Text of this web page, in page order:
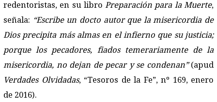
redentoristas, en su libroPreparación para la Muerte,
señala: “Escribe un docto autor que la misericordia de
Dios precipita más almas en el infierno que su justicia;
porque los pecadores, fiados temerariamente de la
misericordia, no dejan de pecar y se condenan”(apud
Verdades Olvidadas, “Tesoros de la Fe”, nº 169, enero
de 2016).